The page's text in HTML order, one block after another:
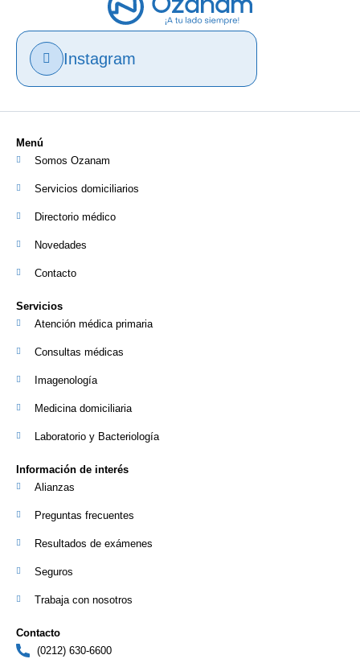
Instagram
Menú
Somos Ozanam
Servicios domiciliarios
Directorio médico
Novedades
Contacto
Servicios
Atención médica primaria
Consultas médicas
Imagenología
Medicina domiciliaria
Laboratorio y Bacteriología
Información de interés
Alianzas
Preguntas frecuentes
Resultados de exámenes
Seguros
Trabaja con nosotros
Contacto
(0212) 630-6600